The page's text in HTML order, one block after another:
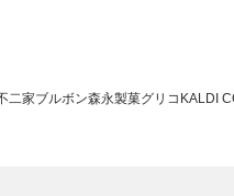
二家ブルボン森永製菓グリコ KALDI